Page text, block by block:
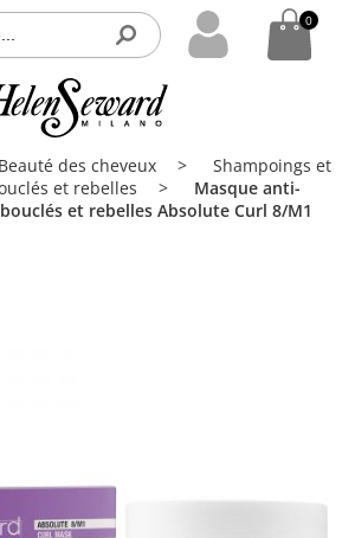
0
0
des cheveux
Shampoings et
et rebelles
Masque anti-
et rebelles Absolute Curl 8/M1